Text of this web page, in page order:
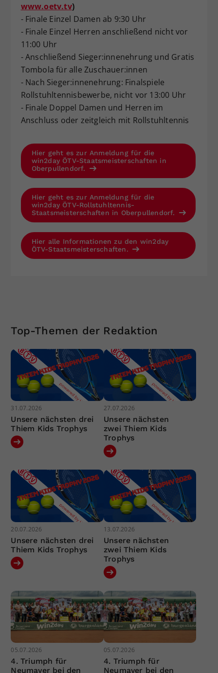
www.oetv.tv)
- Finale Einzel Damen ab 9:30 Uhr
- Finale Einzel Herren anschließend nicht vor
11:00 Uhr
- Anschließend Sieger:innenehrung und Gratis
Tombola für alle Zuschauer:innen
- Nach Sieger:innenehrung: Finalspiele
Rollstuhltennisbewerbe, nicht vor 13:00 Uhr
- Finale Doppel Damen und Herren im
Anschluss oder zeitgleich mit Rollstuhltennis
Hier geht es zur Anmeldung für die
win2day ÖTV-Staatsmeisterschaften in
Oberpullendorf.
Hier geht es zur Anmeldung für die
win2day ÖTV-Rollstuhltennis-
Staatsmeisterschaften in Oberpullendorf.
Hier alle Informationen zu den win2day
ÖTV-Staatsmeisterschaften.
Top-Themen der Redaktion
31.07.2026
Unsere nächsten drei
Thiem Kids Trophys
27.07.2026
Unsere nächsten
zwei Thiem Kids
Trophys
20.07.2026
Unsere nächsten drei
Thiem Kids Trophys
13.07.2026
Unsere nächsten
zwei Thiem Kids
Trophys
05.07.2026
4. Triumph für
Neumayer bei den
05.07.2026
4. Triumph für
Neumayer bei den